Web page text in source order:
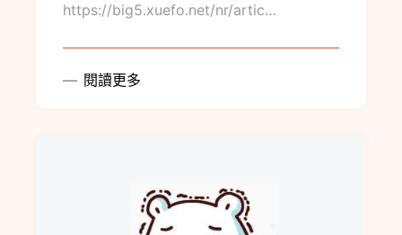
https://big5.xuefo.net/nr/artic…
閱讀更多